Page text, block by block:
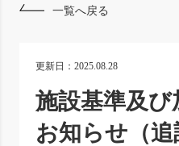
一覧へ戻る
更新日：2025.08.28
施設基準及び
お知らせ（追